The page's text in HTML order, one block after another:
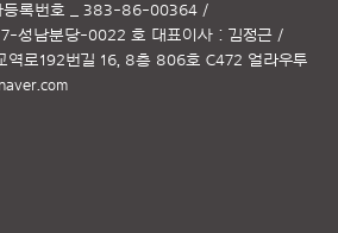
등록번호 _ 383-86-00364 /
성남분당-0022 호 대표이사 : 김정근 /
역로192번길 16, 8층 806호 C472 얼라우투